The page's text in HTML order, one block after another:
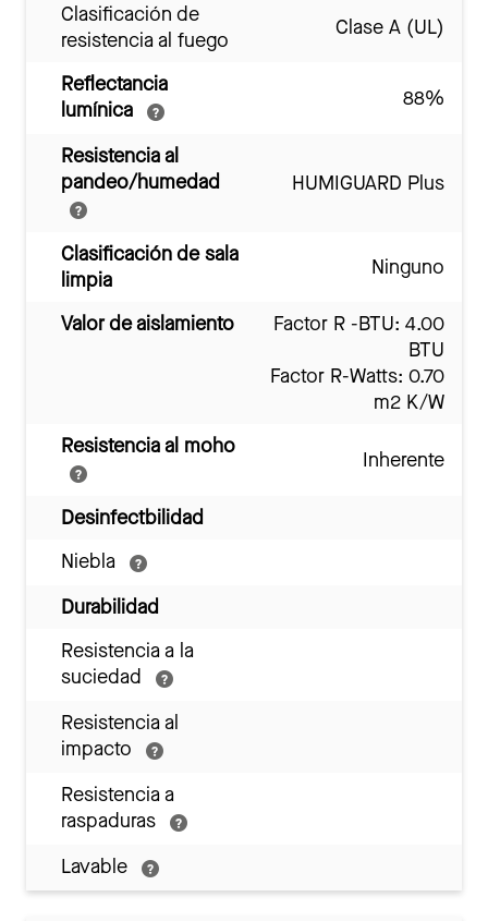
Clasificación de
resistencia al fuego
Clase A (UL)
Reflectancia
lumínica
88%
Resistencia al
pandeo/humedad
HUMIGUARD Plus
Clasificación de sala
limpia
Ninguno
Valor de aislamiento
Factor R -BTU: 4.00
BTU
Factor R-Watts: 0.70
m2 K/W
Resistencia al moho
Inherente
Desinfectbilidad
Niebla
Durabilidad
Resistencia a la
suciedad
Resistencia al
impacto
Resistencia a
raspaduras
Lavable